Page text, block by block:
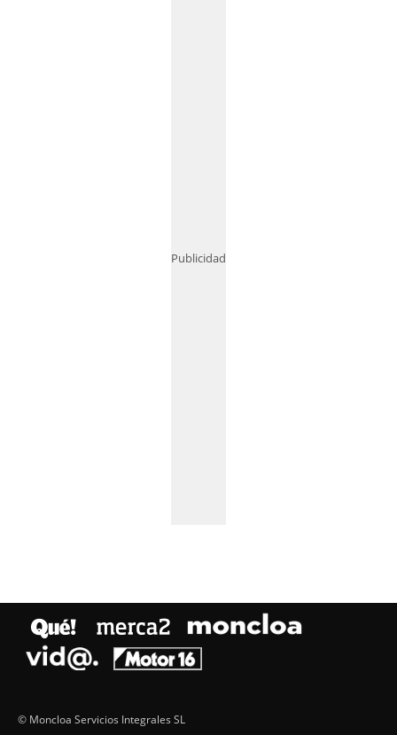
Publicidad
© Moncloa Servicios Integrales SL